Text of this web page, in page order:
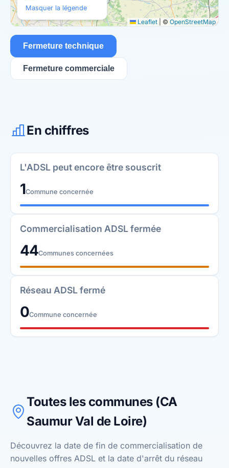
Leaflet © OpenStreetMap
Masquer la légende
Fermeture technique
Fermeture commerciale
En chiffres
L'ADSL peut encore être souscrit
1Commune concernée
Commercialisation ADSL fermée
44Communes concernées
Réseau ADSL fermé
0Commune concernée
Toutes les communes (CA
Saumur Val de Loire)
Découvrez la date de fin de commercialisation de
nouvelles offres ADSL et la date d'arrêt du réseau